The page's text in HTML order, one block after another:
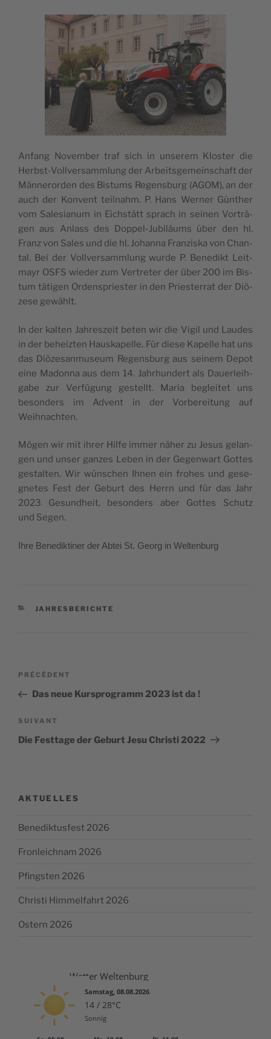
Anfang Novem­ber traf sich in unse­rem Klos­ter die
Herbst-Voll­ver­samm­lung der Arbeits­ge­mein­schaft der
Män­ne­ror­den des Bis­tums Regens­burg (AGOM), an der
auch der Konvent teil­nahm. P. Hans Wer­ner Gün­ther
vom Sale­sia­num in Eichstätt sprach in sei­nen Vor­trä­
gen aus Anlass des Dop­pel-Jubiläums über den hl.
Franz von Sales und die hl. Johan­na Fran­zis­ka von Chan­
tal. Bei der Voll­ver­samm­lung wurde P. Bene­dikt Leit­
mayr OSFS wie­der zum Ver­tre­ter der über 200 im Bis­
tum täti­gen Ordens­pries­ter in den Pries­ter­rat der Diö­
zese gewählt.
In der kal­ten Jah­res­zeit beten wir die Vigil und Laudes
in der beheiz­ten Haus­ka­pelle. Für diese Kapelle hat uns
das Diö­ze­san­mu­seum Regens­burg aus sei­nem Depot
eine Madon­na aus dem 14. Jah­rhun­dert als Dauer­leih­
gabe zur Verfü­gung ges­tellt. Maria beglei­tet uns
beson­ders im Advent in der Vor­be­rei­tung auf
Weihnachten.
Mögen wir mit ihrer Hilfe immer näher zu Jesus gelan­
gen und unser ganzes Leben in der Gegen­wart Gottes
ges­tal­ten. Wir wün­schen Ihnen ein frohes und gese­
gnetes Fest der Geburt des Herrn und für das Jahr
2023 Gesund­heit, beson­ders aber Gottes Schutz
und Segen.
Ihre Bene­dik­ti­ner der Abtei St. Georg in Weltenburg
CATÉGORIES
JAHRESBERICHTE
Navigation
l’article
Article
précédent
PRÉCÉDENT
Das neue Kursprogramm 2023 ist da !
Article
suivant
SUIVANT
Die Festtage der Geburt Jesu Christi 2022
AKTUELLES
Benediktusfest 2026
Fronleichnam 2026
Pfingsten 2026
Christi Himmelfahrt 2026
Ostern 2026
Wetter Weltenburg
Samstag, 08.08.2026
14 / 28°C
Sonnig